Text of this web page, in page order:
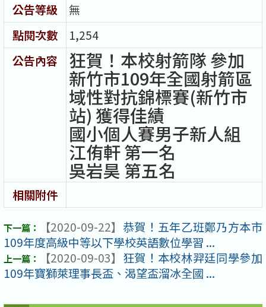
公告等級
無
點閱次數
1,254
公告內容
狂賀！本校射箭隊 參加
新竹市109年全國射箭區
域性對抗錦標賽(新竹市
站) 獲得佳績
國小個人賽男子新人組
江侑軒 第一名
吳岩昊 第五名
相關附件
【2020-09-22】 恭賀！五年乙班鄭乃方本市
109年度高級中等以下學校英語數位學習 ...
【2020-09-03】 狂賀！本校林羿廷同學參加
109年寶獅萊理事長盃、渴望盃溜冰全國 ...